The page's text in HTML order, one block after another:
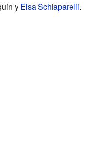
y Elsa Schiaparelli.